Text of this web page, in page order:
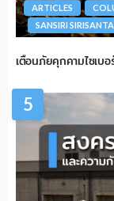
ARTICLES
SANSIRI
เตือนภัยคุกคามไซเบ
5